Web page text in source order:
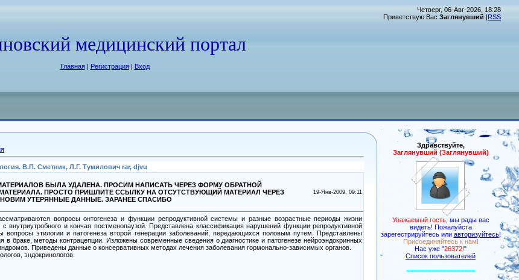
медицинский портал
Главная| Регистрация| Вход
Четверг, 06-Авг-2026, 18:28
Приветствую Вас Заглянувший |RSS
В.П. Сметник, Л.Г. Тумилович rar, djvu
БЫЛА УДАЛЕНА. ПРОСИМ НАПИСАТЬ ЧЕРЕЗ ФОРМУ ОБРАТНОЙ
ПРОСТО ПРИШЛИТЕ ССЫЛКУ НА ОТСУТСТВУЮЩИЙ МАТЕРИАЛ ЧЕРЕЗ
УТЕРЯННЫЕ ДАННЫЕ. ЗАРАНЕЕ СПАСИБО
19-Янв-2009, 09:11
вопросы онтогенеза и функции репродуктивной системы и разные возрастные периоды жизни
внутриутробного и кончая постменопаузой. Представлена классификация нарушений функции репродуктивной
этилогии и патогенеза второй генерации заболеваний, передающихся половым путем. Представлены
в браке, методы контрацепции. Изложены современные сведения о диагностике и патогенезе нейроэндокринных
Приведены данные о консервативных методах лечения заболевания гормонально-зависимых органов.
эндокринологов.
Здравствуйте,
Заглянувший (Заглянувший)
Уважаемый гость, мы рады вас
видеть! Пожалуйста
зарегестрируйтесь или авторизуйтесь!
Присоединяйтесь к нам!
Нас уже "26372!"
Список пользователей
===================